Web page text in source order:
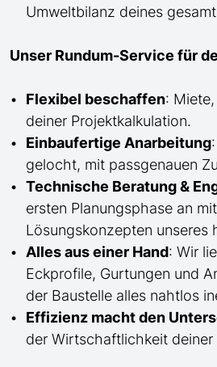
Umweltbilanz deines
Unser Rundum-Service für
Flexibel beschaffen:
deiner Projektkalkulation.
Einbaufertige Anarbeitung:
gelocht, mit passgenauen
Technische Beratung &
ersten Planungsphase an
Lösungskonzepten unseres
Alles aus einer Hand: Wir
Eckprofile, Gurtungen und
der Baustelle alles nahtlos
Effizienz macht den
der Wirtschaftlichkeit deiner